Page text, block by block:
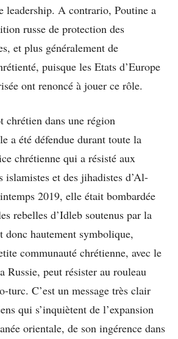
leadership. A contrario, Poutine a
russe de protection des
et plus généralement de
puisque les Etats d’Europe
ont renoncé à jouer ce rôle.
chrétien dans une région
a été défendue durant toute la
chrétienne qui a résisté aux
islamistes et des jihadistes d’Al-
2019, elle était bombardée
rebelles d’Idleb soutenus par la
donc hautement symbolique,
communauté chrétienne, avec le
Russie, peut résister au rouleau
turc. C’est un message très clair
qui s’inquiètent de l’expansion
orientale, de son ingérence dans